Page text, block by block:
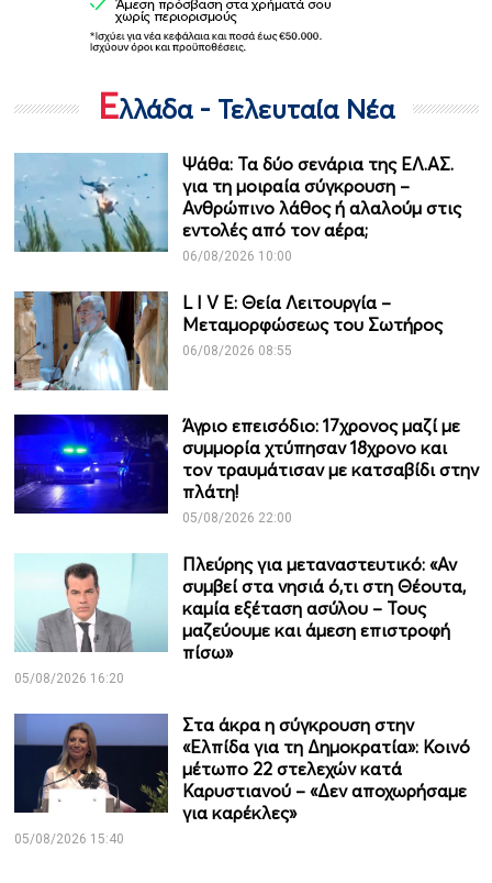
Ελλάδα - Τελευταία Νέα
Ψάθα: Τα δύο σενάρια της ΕΛ.ΑΣ.
για τη μοιραία σύγκρουση –
Ανθρώπινο λάθος ή αλαλούμ στις
εντολές από τον αέρα;
06/08/2026 10:00
L I V E: Θεία Λειτουργία –
Μεταμορφώσεως του Σωτήρος
06/08/2026 08:55
Άγριο επεισόδιο: 17χρονος μαζί με
συμμορία χτύπησαν 18χρονο και
τον τραυμάτισαν με κατσαβίδι στην
πλάτη!
05/08/2026 22:00
Πλεύρης για μεταναστευτικό: «Αν
συμβεί στα νησιά ό,τι στη Θέουτα,
καμία εξέταση ασύλου – Τους
μαζεύουμε και άμεση επιστροφή
πίσω»
05/08/2026 16:20
Στα άκρα η σύγκρουση στην
«Ελπίδα για τη Δημοκρατία»: Κοινό
μέτωπο 22 στελεχών κατά
Καρυστιανού – «Δεν αποχωρήσαμε
για καρέκλες»
05/08/2026 15:40